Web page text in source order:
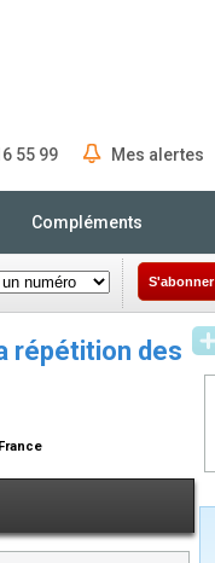
55 99 Mes alertes
Compléments
S'abonner
répétition des